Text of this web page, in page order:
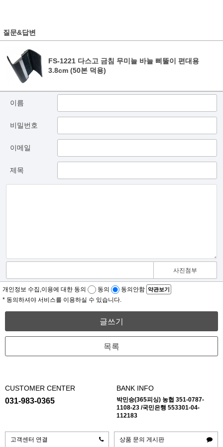
질문&답변
FS-1221 다스고 금침 무미늘 바늘 삐뚤이 편대용
3.8cm (50본 덕용)
이름
비밀번호
이메일
제목
사진첨부
개인정보 수집,이용에 대한 동의 동의 동의안함 약관보기
* 동의하셔야 서비스를 이용하실 수 있습니다.
글쓰기
목록
CUSTOMER CENTER
031-983-0365
BANK INFO
박민승(365피싱) 농협 351-0787-
1108-23 /국민은행 553301-04-
112183
고객센터 연결 상품 문의 게시판